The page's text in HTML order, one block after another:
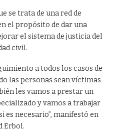
se trata de una red de
el propósito de dar una
el sistema de justicia del
civil.
a todos los casos de
las personas sean víctimas
les vamos a prestar un
y vamos a trabajar
es necesario”, manifestó en
Erbol.